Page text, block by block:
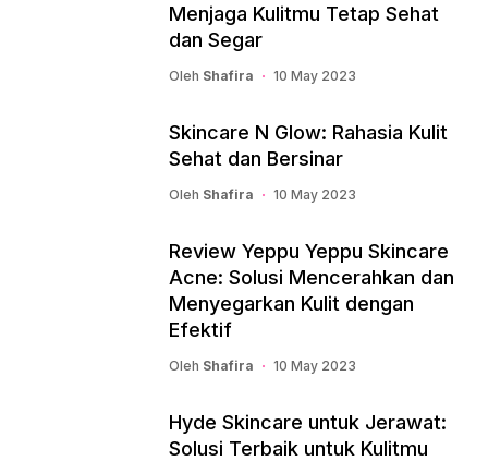
Menjaga Kulitmu Tetap Sehat
dan Segar
Oleh Shafira 10 May 2023
Skincare N Glow: Rahasia Kulit
Sehat dan Bersinar
Oleh Shafira 10 May 2023
Review Yeppu Yeppu Skincare
Acne: Solusi Mencerahkan dan
Menyegarkan Kulit dengan
Efektif
Oleh Shafira 10 May 2023
Hyde Skincare untuk Jerawat:
Solusi Terbaik untuk Kulitmu